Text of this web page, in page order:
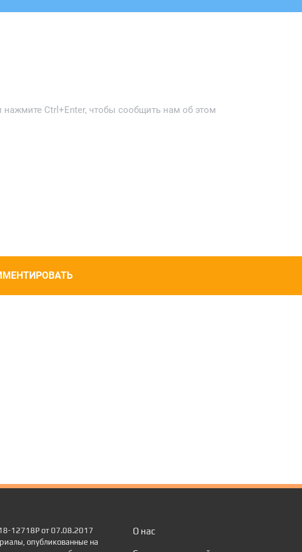
Ctrl+Enter, чтобы сообщить нам об этом
12718Р от 07.08.2017
опубликованные на
О нас